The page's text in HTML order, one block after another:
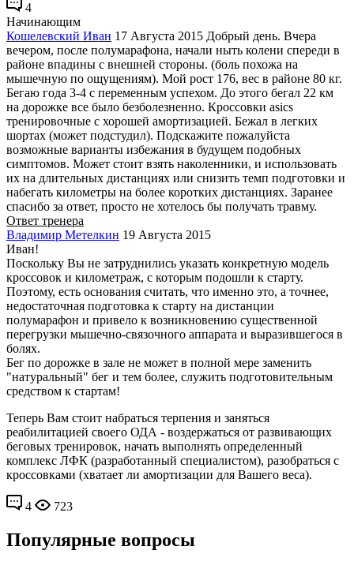
4
Начинающим
Кошелевский Иван 17 Августа 2015 Добрый день. Вчера
вечером, после полумарафона, начали ныть колени спереди в
районе впадины с внешней стороны. (боль похожа на
мышечную по ощущениям). Мой рост 176, вес в районе 80 кг.
Бегаю года 3-4 с переменным успехом. До этого бегал 22 км
на дорожке все было безболезненно. Кроссовки asics
тренировочные с хорошей амортизацией. Бежал в легких
шортах (может подстудил). Подскажите пожалуйста
возможные варианты избежания в будущем подобных
симптомов. Может стоит взять наколенники, и использовать
их на длительных дистанциях или снизить темп подготовки и
набегать километры на более коротких дистанциях. Заранее
спасибо за ответ, просто не хотелось бы получать травму.
Ответ тренера
Владимир Метелкин 19 Августа 2015
Иван!
Поскольку Вы не затруднились указать конкретную модель
кроссовок и километраж, с которым подошли к старту.
Поэтому, есть основания считать, что именно это, а точнее,
недостаточная подготовка к старту на дистанции
полумарафон и привело к возникновению существенной
перегрузки мышечно-связочного аппарата и выразившегося в
болях.
Бег по дорожке в зале не может в полной мере заменить
"натуральный" бег и тем более, служить подготовительным
средством к стартам!
Теперь Вам стоит набраться терпения и заняться
реабилитацией своего ОДА - воздержаться от развивающих
беговых тренировок, начать выполнять определенный
комплекс ЛФК (разработанный специалистом), разобраться с
кроссовками (хватает ли амортизации для Вашего веса).
4 723
Популярные вопросы